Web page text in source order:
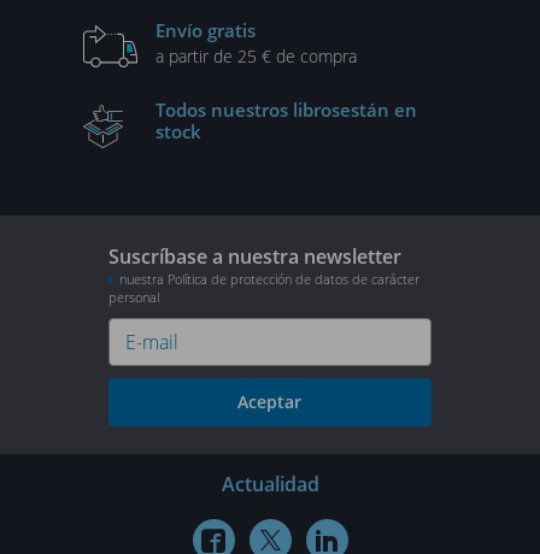
Envío gratis
a partir de 25 € de compra
Todos nuestros librosestán en
stock
Suscríbase a nuestra newsletter
nuestra Política de protección de datos de carácter
personal
Aceptar
Actualidad
  